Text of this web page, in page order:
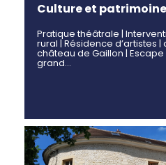
Culture et patrimoine
Pratique théâtrale |
rural | Résidence d’artistes
château de Gaillon | Escape
grand…